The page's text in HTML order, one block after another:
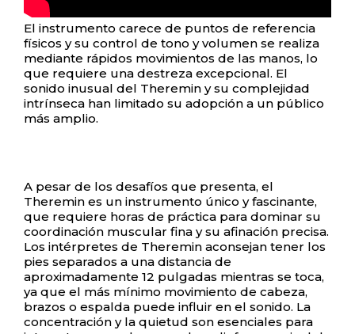
El instrumento carece de puntos de referencia
físicos y su control de tono y volumen se realiza
mediante rápidos movimientos de las manos, lo
que requiere una destreza excepcional. El
sonido inusual del Theremin y su complejidad
intrínseca han limitado su adopción a un público
más amplio.
A pesar de los desafíos que presenta, el
Theremin es un instrumento único y fascinante,
que requiere horas de práctica para dominar su
coordinación muscular fina y su afinación precisa.
Los intérpretes de Theremin aconsejan tener los
pies separados a una distancia de
aproximadamente 12 pulgadas mientras se toca,
ya que el más mínimo movimiento de cabeza,
brazos o espalda puede influir en el sonido. La
concentración y la quietud son esenciales para